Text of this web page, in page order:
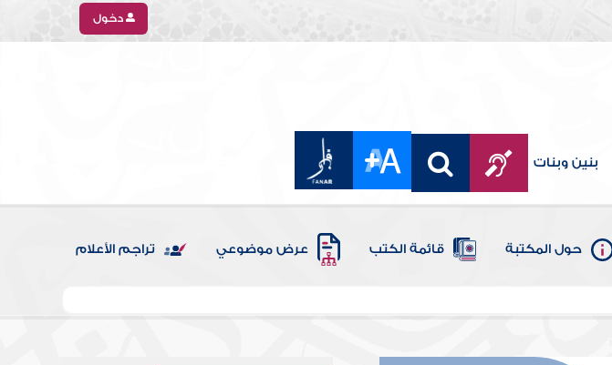
دخول
بنين وبنات
حول المكتبة قائمة الكتب عرض موضوعي تراجم الأعلام